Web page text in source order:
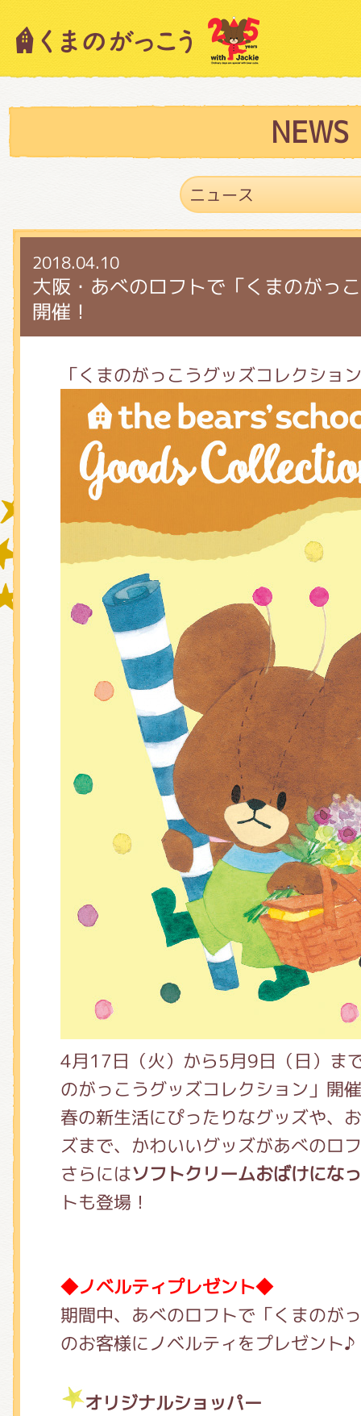
NEWS
2018.04.10
大阪・あべのロフトで「くまのがっ
開催！
「くまのがっこうグッズコレクショ
4月17日（火）から5月9日（日）ま
のがっこうグッズコレクション」開
春の新生活にぴったりなグッズや、
ズまで、かわいいグッズがあべのロ
さらにはソフトクリームおばけにな
トも登場！
◆ノベルティプレゼント◆
期間中、あべのロフトで「くまのが
のお客様にノベルティをプレゼント♪
オリジナルショッパー
キャラクター紹介
スタッフブログ
絵本・作家紹介
グッズインフォメーション
ミュージカル・コンサート
おたのしみコンテンツ(クイズ・
チア ジャッキーズ！
くまのがっこう しょくいんしつ
くまのがっこう 家庭科部